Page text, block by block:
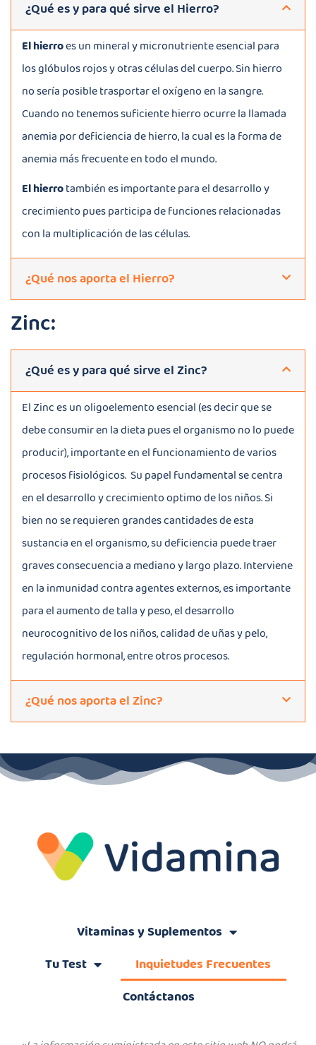
¿Qué es y para qué sirve el Hierro?
El hierroes un mineral y micronutriente esencial para
los glóbulos rojos y otras células del cuerpo. Sin hierro
no sería posible trasportar el oxígeno en la sangre.
Cuando no tenemos suficiente hierro ocurre la llamada
anemia por deficiencia de hierro, la cual es la forma de
anemia más frecuente en todo el mundo.
El hierrotambién es importante para el desarrollo y
crecimiento pues participa de funciones relacionadas
con la multiplicación de las células.
¿Qué nos aporta el Hierro?
Zinc:
¿Qué es y para qué sirve el Zinc?
El Zinc es un oligoelemento esencial (es decir que se
debe consumir en la dieta pues el organismo no lo puede
producir), importante en el funcionamiento de varios
procesos fisiológicos. Su papel fundamental se centra
en el desarrollo y crecimiento optimo de los niños. Si
bien no se requieren grandes cantidades de esta
sustancia en el organismo, su deficiencia puede traer
graves consecuencia a mediano y largo plazo. Interviene
en la inmunidad contra agentes externos, es importante
para el aumento de talla y peso, el desarrollo
neurocognitivo de los niños, calidad de uñas y pelo,
regulación hormonal, entre otros procesos.
¿Qué nos aporta el Zinc?
Vitaminas y Suplementos
Tu Test
Inquietudes Frecuentes
Contáctanos